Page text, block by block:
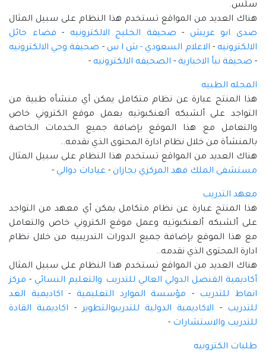
سلس.
هناك العديد من المواقع تستخدم هذا النظام على سبيل المثال
صدى ابو عريش - صحيفة الخليج الالكترونيه - فضاء حائل
الالكترونيه - الاعلام السعودي - ش ا س- صحيفة وحي الالكترونيه
- صحيفة نبأ الاخبارية - الصحيفه الالكترونيه -
المجله الطبيه
هذا المنتج عبارة عن نظام متكامل يمكن أي منشأه طبية من
التواجد على ألشبكه ألعنكبوتيه بعمل موقع الكتروني خاص
والتعامل مع هذا الموقع بإضافة جميع الخدمات الخاصة
بالمنشأة من خلال نظام ادارة المحتوى الذي نقدمه..
هناك العديد من المواقع تستخدم هذا النظام على سبيل المثال
مستشفى الملك فهد المركزي بجازان - عيادات دوالي -
معهد التدريب
هذا المنتج عبارة عن نظام متكامل يمكن أي معهد من التواجد
على ألشبكه ألعنكبوتيه وعمل موقع الكتروني خاص والتعامل
مع هذا الموقع بإضافة جميع الدورات التدريبيه من خلال نظام
ادارة المحتوى الذي نقدمه..
هناك العديد من المواقع تستخدم هذا النظام على سبيل المثال
أكاديمية القنصل الدولي العالي للتدريب والتعليم النسائي - مركز
انماط للتدريب - مؤسسة الموارد التعليمية - اكاديمية الغد
للتدريب- الاكاديمية الدولية للتدريبوالتطوير- اكاديمية القادة
للتدريب والاستشارات -
طلبات الكترونيه